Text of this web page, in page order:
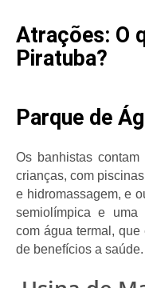
Atrações: O
Piratuba?
Parque de
Os banhistas
crianças, com
e hidromassagem, e
semiolímpica e uma
com água termal,
de benefícios a saúde.